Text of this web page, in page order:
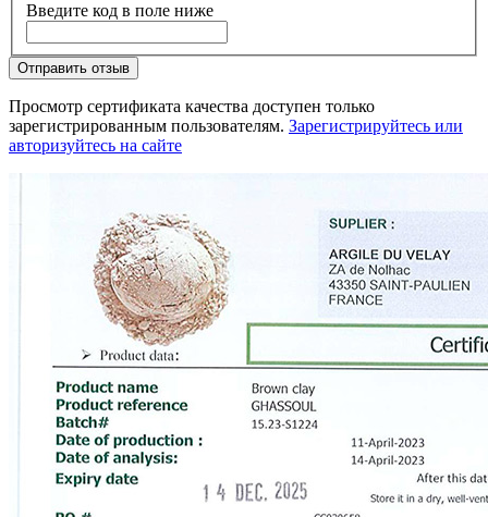
Введите код в поле ниже
Отправить отзыв
Просмотр сертификата качества доступен только
зарегистрированным пользователям. Зарегистрируйтесь или
авторизуйтесь на сайте